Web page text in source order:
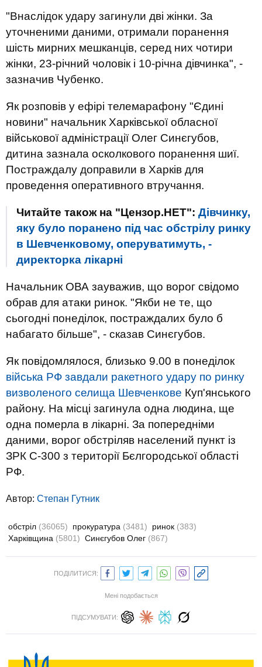
"Внаслідок удару загинули дві жінки. За
уточненими даними, отримали поранення
шість мирних мешканців, серед них чотири
жінки, 23-річний чоловік і 10-річна дівчинка", -
зазначив Чубенко.
Як розповів у ефірі телемарафону "Єдині
новини" начальник Харківської обласної
військової адміністрації Олег Синєгубов,
дитина зазнала осколкового поранення шиї.
Постраждалу доправили в Харків для
проведення оперативного втручання.
Читайте також на "Цензор.НЕТ": Дівчинку,
яку було поранено під час обстрілу ринку
в Шевченковому, оперуватимуть, -
директорка лікарні
Начальник ОВА зауважив, що ворог свідомо
обрав для атаки ринок. "Якби не те, що
сьогодні понеділок, постраждалих було б
набагато більше", - сказав Синєгубов.
Як повідомлялося, близько 9.00 в понеділок
війська РФ завдали ракетного удару по ринку
визволеного селища Шевченкове Куп'янського
району. На місці загинула одна людина, ще
одна померла в лікарні. За попередніми
даними, ворог обстріляв населений пункт із
ЗРК С-300 з території Бєлгородської області
РФ.
Автор: Степан Гутник
обстріл (36065) прокуратура (3481) ринок (383)
Харківщина (5801) Синєгубов Олег (867)
ПОДІЛИТИСЯ:
Мені подобається
ПІДСУМУВАТИ: